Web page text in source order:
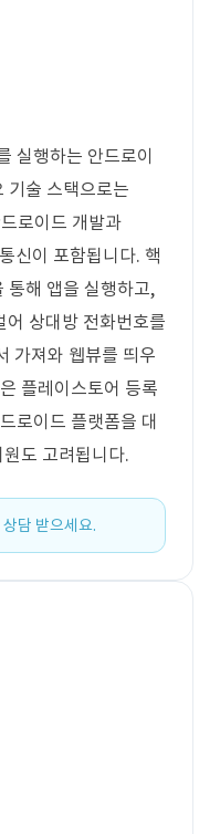
실행하는 안드로이
기술 스택으로는
로이드 개발과
신이 포함됩니다. 핵
통해 앱을 실행하고,
상대방 전화번호를
가져와 웹뷰를 띄우
플레이스토어 등록
로이드 플랫폼을 대
도 고려됩니다.
담 받으세요.